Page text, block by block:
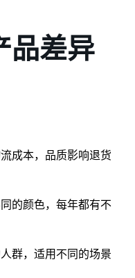
品差异
成本，品质影响退货
的颜色，每年都有不
群，适用不同的场景